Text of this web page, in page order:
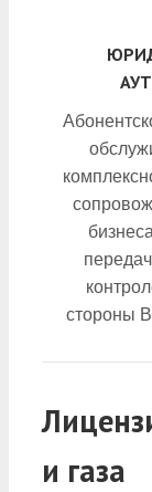
стороны
и газа